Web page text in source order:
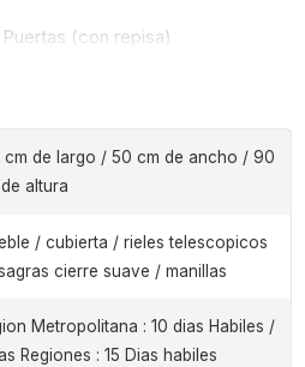
(con repisa)
cm de largo / 50 cm de ancho / 90
altura
/ cubierta / rieles telescopicos
cierre suave / manillas
Metropolitana : 10 dias Habiles /
Regiones : 15 Dias habiles